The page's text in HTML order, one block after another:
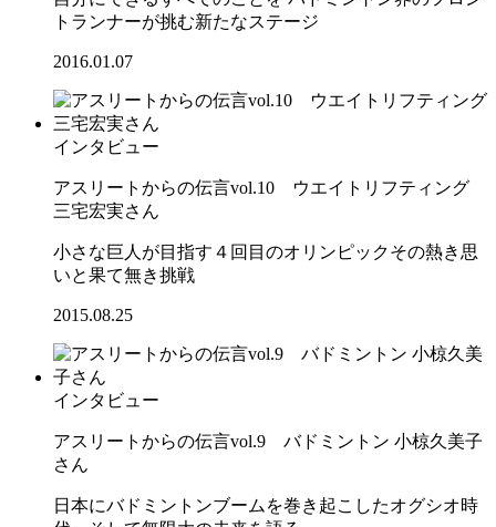
トランナーが挑む新たなステージ
2016.01.07
インタビュー
アスリートからの伝言vol.10 ウエイトリフティング
三宅宏実さん
小さな巨人が目指す４回目のオリンピックその熱き思
いと果て無き挑戦
2015.08.25
インタビュー
アスリートからの伝言vol.9 バドミントン 小椋久美子
さん
日本にバドミントンブームを巻き起こしたオグシオ時